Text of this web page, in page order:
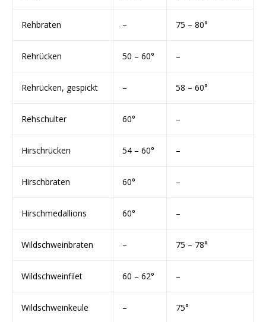
Rehbraten – 75 – 80°
Rehrücken 50 – 60° –
Rehrücken, gespickt – 58 – 60°
Rehschulter 60° –
Hirschrücken 54 – 60° –
Hirschbraten 60° –
Hirschmedallions 60° –
Wildschweinbraten – 75 – 78°
Wildschweinfilet 60 – 62° –
Wildschweinkeule – 75°